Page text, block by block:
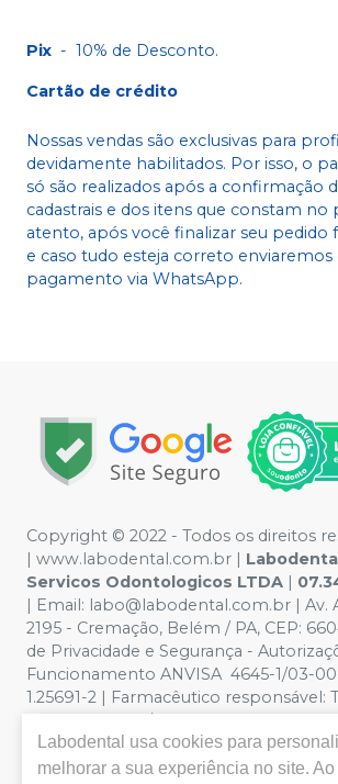
Pix - 10% de Desconto.
Cartão de crédito
Nossas vendas são exclusivas para
devidamente habilitados. Por isso, o
só são realizados após a confirmação
cadastrais e dos itens que constam no
atento, após você finalizar seu pedido
e caso tudo esteja correto enviaremos
pagamento via WhatsApp.
Copyright © 2022 - Todos os direitos
| www.labodental.com.br |
Servicos Odontologicos LTDA |
| Email: labo@labodental.com.br | Av.
2195 - Cremação, Belém / PA, CEP:
de Privacidade e Segurança -
Funcionamento ANVISA 4645-1/03-
1.25691-2 | Farmacêutico responsável:
MIRANDA. CRF/PA nº 6965 |
Segurança - Fotos meramente
condições da loja virtual estão sujeitos
Labodental usa cookies para
melhorar a sua experiência no site.